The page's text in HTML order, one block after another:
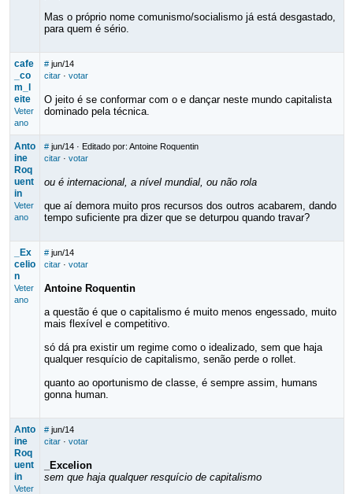
Mas o próprio nome comunismo/socialismo já está desgastado,
para quem é sério.
cafe
_co
m_l
eite
Veter
ano
# jun/14
citar· votar
O jeito é se conformar com o e dançar neste mundo capitalista
dominado pela técnica.
Anto
ine
Roq
uent
in
Veter
ano
# jun/14· Editado por: Antoine Roquentin
citar· votar
ou é internacional, a nível mundial, ou não rola
que aí demora muito pros recursos dos outros acabarem, dando
tempo suficiente pra dizer que se deturpou quando travar?
_Ex
celio
n
Veter
ano
# jun/14
citar· votar
Antoine Roquentin
a questão é que o capitalismo é muito menos engessado, muito
mais flexível e competitivo.
só dá pra existir um regime como o idealizado, sem que haja
qualquer resquício de capitalismo, senão perde o rollet.
quanto ao oportunismo de classe, é sempre assim, humans
gonna human.
Anto
ine
Roq
uent
in
Veter
# jun/14
citar· votar
_Excelion
sem que haja qualquer resquício de capitalismo